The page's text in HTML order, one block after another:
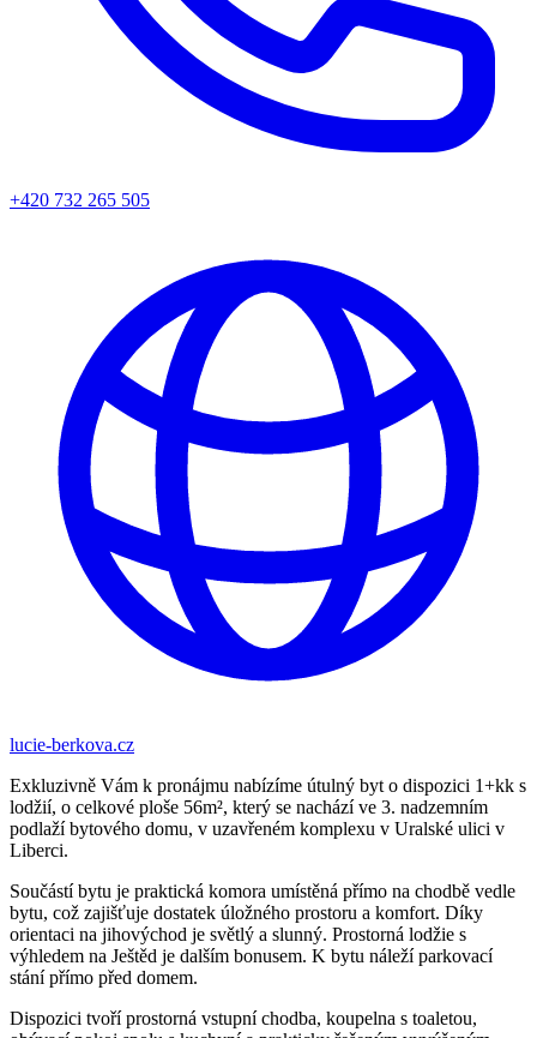
+420 732 265 505
lucie-berkova.cz
Exkluzivně Vám k pronájmu nabízíme útulný byt o dispozici 1+kk s
lodžií, o celkové ploše 56m², který se nachází ve 3. nadzemním
podlaží bytového domu, v uzavřeném komplexu v Uralské ulici v
Liberci.
Součástí bytu je praktická komora umístěná přímo na chodbě vedle
bytu, což zajišťuje dostatek úložného prostoru a komfort. Díky
orientaci na jihovýchod je světlý a slunný. Prostorná lodžie s
výhledem na Ještěd je dalším bonusem. K bytu náleží parkovací
stání přímo před domem.
Dispozici tvoří prostorná vstupní chodba, koupelna s toaletou,